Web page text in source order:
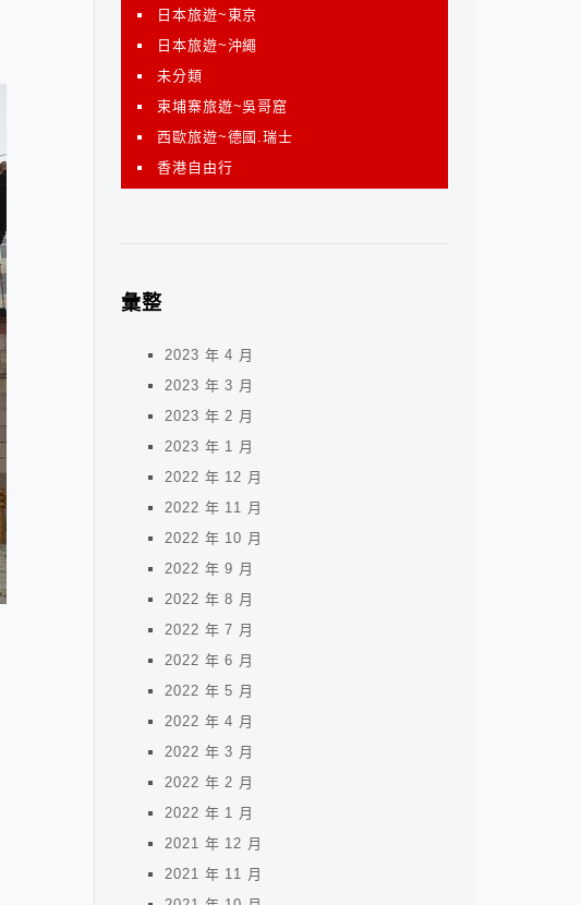
日本旅遊~東京
日本旅遊~沖繩
未分類
柬埔寨旅遊~吳哥窟
西歐旅遊~德國.瑞士
香港自由行
彙整
2023 年 4 月
2023 年 3 月
2023 年 2 月
2023 年 1 月
2022 年 12 月
2022 年 11 月
2022 年 10 月
2022 年 9 月
2022 年 8 月
2022 年 7 月
2022 年 6 月
2022 年 5 月
2022 年 4 月
2022 年 3 月
2022 年 2 月
2022 年 1 月
2021 年 12 月
2021 年 11 月